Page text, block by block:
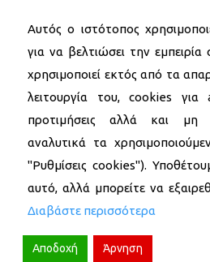
© 2026 Δήμος Νέας
Αυτός ο ιστότοπος
για να βελτιώσει την εμπειρία
χρησιμοποιεί εκτός από τα
λειτουργία του, cookies για
προτιμήσεις αλλά και μη
αναλυτικά τα
"Ρυθμίσεις cookies").
αυτό, αλλά μπορείτε να
Διαβάστε περισσότερα
Αποδοχή Άρνηση